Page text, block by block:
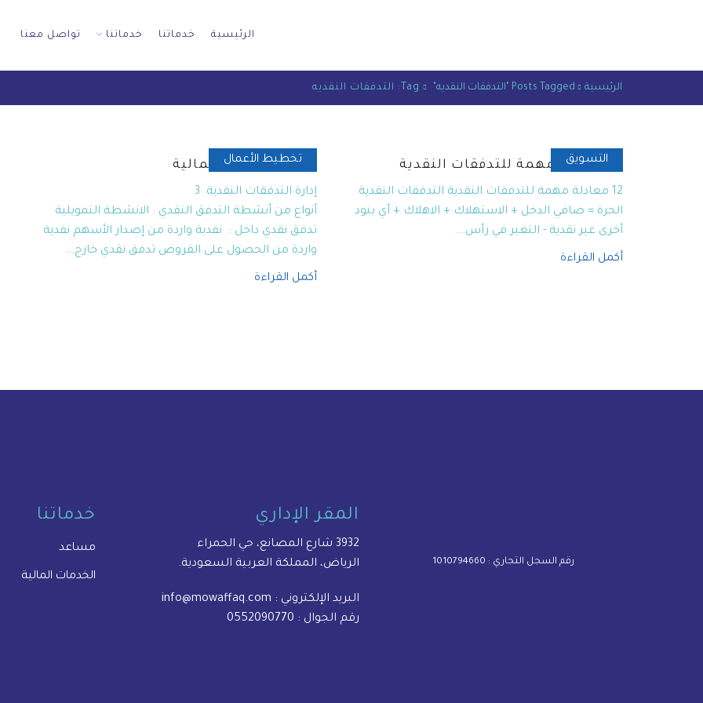
الرئيسية خدماتنا خدماتنا تواصل معنا
الرئيسية Posts Tagged "التدفقات النقديه" Tag: التدفقات النقديه
التسويق
12 معادلة مهمة للتدفقات النقدية التدفقات النقدية
الحرة = صافي الدخل + الاستهلاك + الاهلاك + أي بنود
أخرى غير نقدية - التغير في رأس...
أكمل القراءة
تخطيط الأعمال
إدارة التدفقات المالية
إدارة التدفقات النقدية 3
أنواع من أنشطة التدفق النقدي : الانشطة التمويلية
تدفق نقدي داخل : نقدية واردة من إصدار الأسهم نقدية
واردة من الحصول على القروض تدفق نقدي خارج...
أكمل القراءة
خدماتنا
مساعد
الخدمات المالية
المقر الإداري
3932 شارع المصانع، حي الحمراء
الرياض، المملكة العربية السعودية.
البريد الإلكتروني : info@mowaffaq.com
رقم الجوال : 0552090770
رقم السجل التجاري : 1010794660